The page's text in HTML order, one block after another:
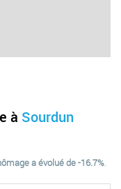
à Sourdun
a évolué de -16.7%.